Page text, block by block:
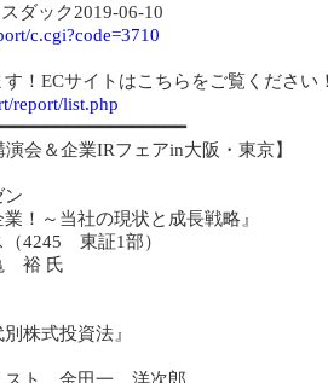
ダック2019-06-10
c.cgi?code=3710
！ECサイトはこちらをご覧ください！
report/list.php
会＆企業IRフェアin大阪・東京】
ン
！～当社の現状と成長戦略』
4245 東証1部）
裕 氏
株式投資法』
スト 金田一 洋次郎